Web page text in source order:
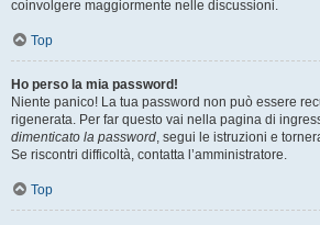
coinvolgere maggiormente nelle discussioni.
Top
Ho perso la mia password!
Niente panico! La tua password non può essere
rigenerata. Per far questo vai nella pagina di
dimenticato la password, segui le istruzioni e
Se riscontri difficoltà, contatta l’amministratore.
Top